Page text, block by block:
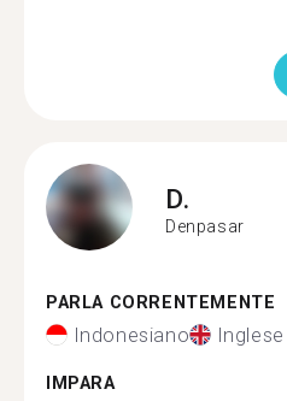
D.
Denpasar
PARLA CORRENTEMENTE
Indonesiano Inglese
IMPARA